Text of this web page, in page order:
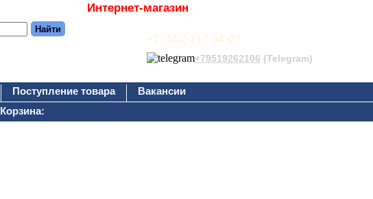
Интернет-магазин
+7 (342) 212-54-00
+79519262106 (Telegram)
Поступление товара
Вакансии
Корзина: